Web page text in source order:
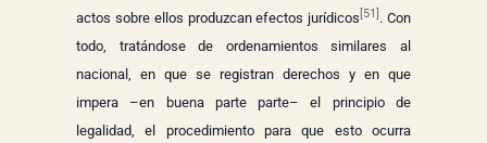
actos sobre ellos produzcan efectos jurídicos[51] . Con
todo, tratándose de ordenamientos similares al
nacional, en que se registran derechos y en que
impera –en buena parte parte– el principio de
legalidad, el procedimiento para que esto ocurra